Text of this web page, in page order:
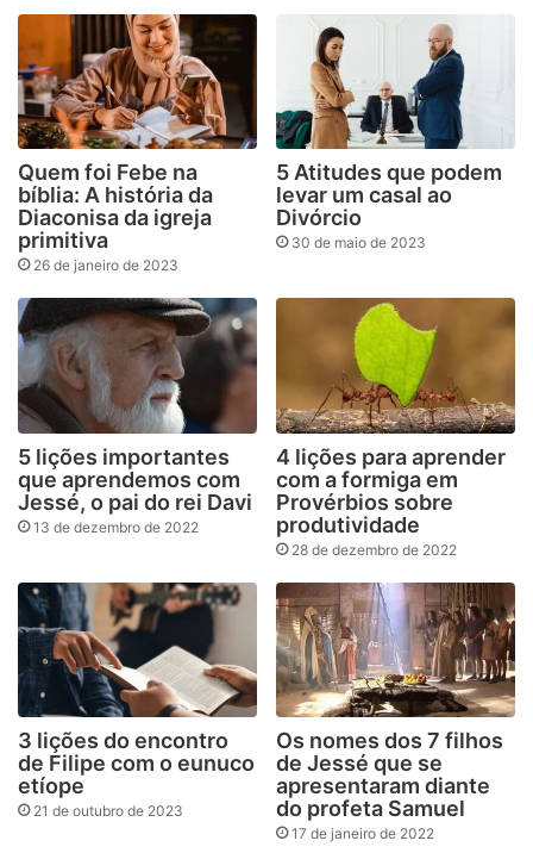
Quem foi Febe na
bíblia: A história da
Diaconisa da igreja
primitiva
26 de janeiro de 2023
5 Atitudes que podem
levar um casal ao
Divórcio
30 de maio de 2023
5 lições importantes
que aprendemos com
Jessé, o pai do rei Davi
13 de dezembro de 2022
4 lições para aprender
com a formiga em
Provérbios sobre
produtividade
28 de dezembro de 2022
3 lições do encontro
de Filipe com o eunuco
etíope
21 de outubro de 2023
Os nomes dos 7 filhos
de Jessé que se
apresentaram diante
do profeta Samuel
17 de janeiro de 2022